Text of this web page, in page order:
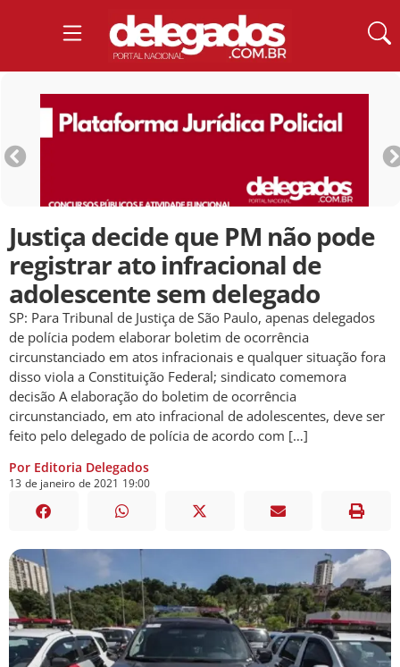
Justiça decide que PM não pode
registrar ato infracional de
adolescente sem delegado
SP: Para Tribunal de Justiça de São Paulo, apenas delegados
de polícia podem elaborar boletim de ocorrência
circunstanciado em atos infracionais e qualquer situação fora
disso viola a Constituição Federal; sindicato comemora
decisão A elaboração do boletim de ocorrência
circunstanciado, em ato infracional de adolescentes, deve ser
feito pelo delegado de polícia de acordo com […]
Por Editoria Delegados
13 de janeiro de 2021 19:00